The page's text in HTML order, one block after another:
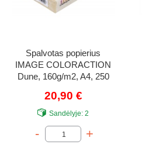
Spalvotas popierius
IMAGE COLORACTION
Dune, 160g/m2, A4, 250
20,90 €
Sandėlyje: 2
- +